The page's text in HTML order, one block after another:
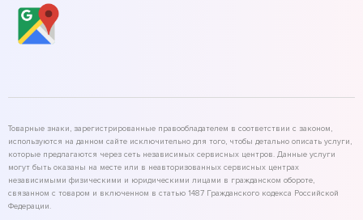
Товарные знаки, зарегистрированные правообладателем в соответствии с законом,
используются на данном сайте исключительно для того, чтобы детально описать услуги,
которые предлагаются через сеть независимых сервисных центров. Данные услуги
могут быть оказаны на месте или в неавторизованных сервисных центрах
независимыми физическими и юридическими лицами в гражданском обороте,
связанном с товаром и включенном в статью 1487 Гражданского кодекса Российской
Федерации.